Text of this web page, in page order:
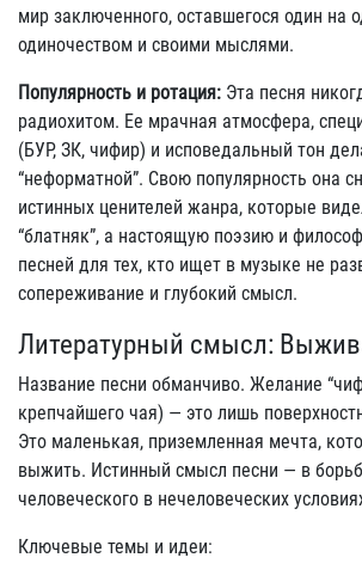
мир заключенного, оставшегося один на
одиночеством и своими мыслями.
Популярность и ротация: Эта песня
радиохитом. Ее мрачная атмосфера,
(БУР, ЗК, чифир) и исповедальный тон
“неформатной”. Свою популярность она
истинных ценителей жанра, которые
“блатняк”, а настоящую поэзию и
песней для тех, кто ищет в музыке не
сопереживание и глубокий смысл.
Литературный смысл:
Название песни обманчиво. Желание
крепчайшего чая) — это лишь
Это маленькая, приземленная мечта,
выжить. Истинный смысл песни — в
человеческого в нечеловеческих
Ключевые темы и идеи: